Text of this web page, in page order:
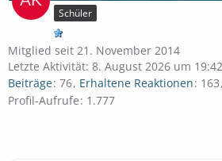
Schüler
Mitglied seit 21. November 2014
Letzte Aktivität: 8. August 2026 um 19:42
Beiträge 76 Erhaltene Reaktionen 163
Profil-Aufrufe 1.777